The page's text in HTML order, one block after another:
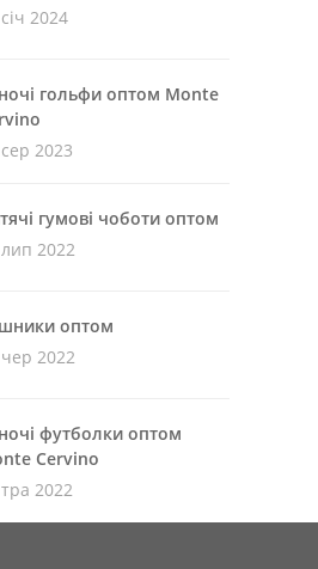
2024
гольфи оптом Monte
2023
гумові чоботи оптом
2022
оптом
2022
футболки оптом
Cervino
2022